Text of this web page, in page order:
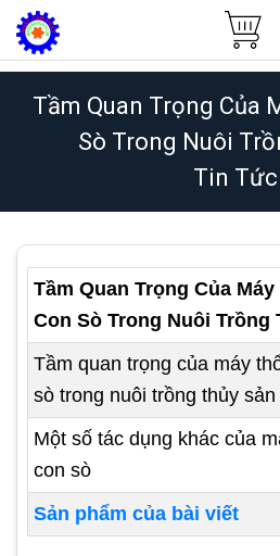
Tầm Quan Trọng Của
Sò Trong Nuôi
Tin Tức
Tầm Quan Trọng Của
Con Sò Trong Nuôi Trồng
Tầm quan trọng của máy
sò trong nuôi trồng thủy sản
Một số tác dụng khác của
con sò
Sản phẩm của bài viết